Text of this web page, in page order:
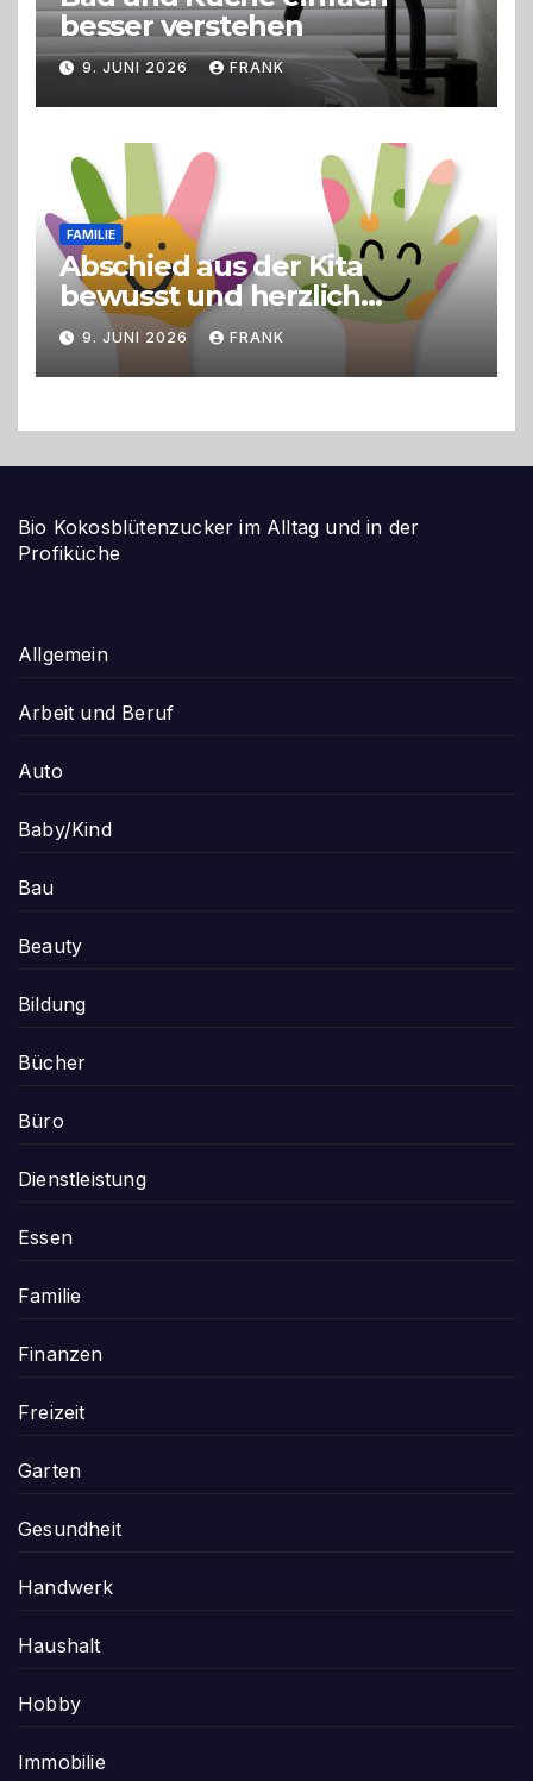
besser verstehen
9. JUNI 2026 FRANK
FAMILIE
Abschied aus der Kita
bewusst und herzlich
gestalten
9. JUNI 2026 FRANK
Bio Kokosblütenzucker im Alltag und in der
Profiküche
Allgemein
Arbeit und Beruf
Auto
Baby/Kind
Bau
Beauty
Bildung
Bücher
Büro
Dienstleistung
Essen
Familie
Finanzen
Freizeit
Garten
Gesundheit
Handwerk
Haushalt
Hobby
Immobilie